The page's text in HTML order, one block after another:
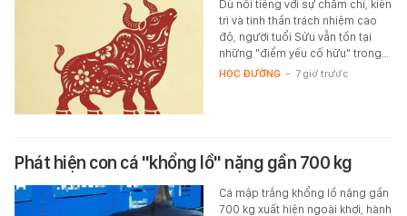
Dù nổi tiếng với sự chăm chỉ, kiên
trì và tinh thần trách nhiệm cao
độ, người tuổi Sửu vẫn tồn tại
những "điểm yếu cố hữu" trong…
HỌC ĐƯỜNG - 7 giờ trước
Phát hiện con cá "khổng lồ" nặng gần 700 kg
Cá mập trắng khổng lồ nặng gần
700 kg xuất hiện ngoài khơi, hành